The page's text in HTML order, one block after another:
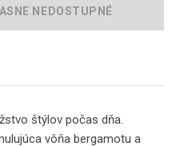
štýlov počas dňa.
vôňa bergamotu a